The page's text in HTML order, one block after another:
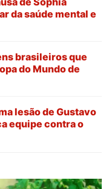
da saúde mental e
brasileiros que
do Mundo de
lesão de Gustavo
equipe contra o